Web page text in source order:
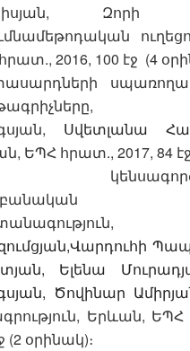
Զորի
2016, 100 էջ (4
Սվետլանա
ԵՊՀ հրատ., 2017, 84
Վարդուհի
Ելենա
Ծովինար
Երևան,
(2 օրինակ)։